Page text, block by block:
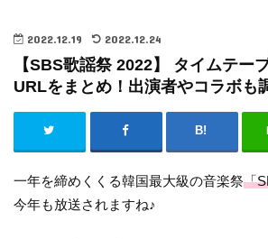
2022.12.19 2022.12.24
【SBS歌謡祭 2022】 タイムテー
URLをまとめ！出演者やコラボも
一年を締めくくる韓国最大級の音楽祭「
今年も放送されますね♪